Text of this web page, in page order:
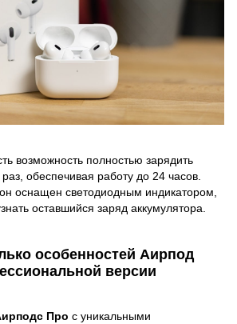
возможность полностью зарядить
обеспечивая работу до 24 часов.
оснащен светодиодным индикатором,
оставшийся заряд аккумулятора.
особенностей Аирпод
версии
Про с уникальными